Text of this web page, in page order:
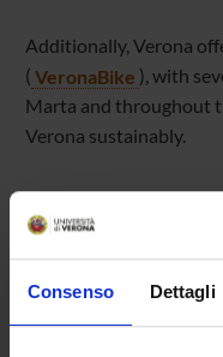
Consenso Dettagli
Additionally, Verona
( VeronaBike ), with
Marta and throughout
Verona sustainably.
Catia Scricciolo